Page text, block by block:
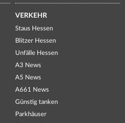
VERKEHR
Staus Hessen
Blitzer Hessen
Unfälle Hessen
A3 News
A5 News
A661 News
Günstig tanken
Parkhäuser